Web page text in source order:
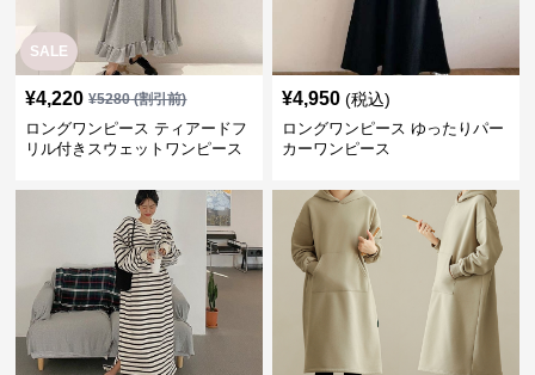
SALE
¥4,220 ¥5280(割引前)
ロングワンピース ティアードフ
リル付きスウェットワンピース
¥4,950 (税込)
ロングワンピース ゆったりパー
カーワンピース